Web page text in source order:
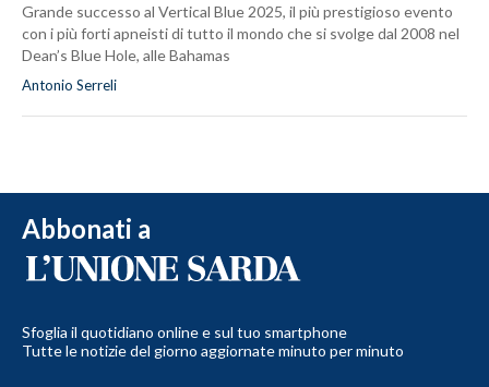
Grande successo al Vertical Blue 2025, il più prestigioso evento
con i più forti apneisti di tutto il mondo che si svolge dal 2008 nel
Dean’s Blue Hole, alle Bahamas
Antonio Serreli
Abbonati a
Sfoglia il quotidiano online e sul tuo smartphone
Tutte le notizie del giorno aggiornate minuto per minuto